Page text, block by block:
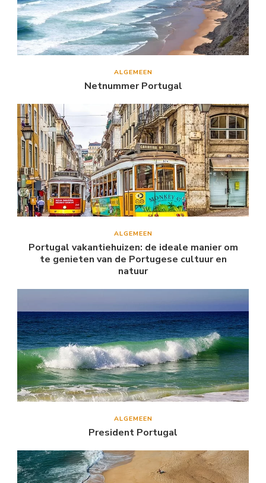
ALGEMEEN
Netnummer Portugal
ALGEMEEN
Portugal vakantiehuizen: de ideale manier om
te genieten van de Portugese cultuur en
natuur
ALGEMEEN
President Portugal